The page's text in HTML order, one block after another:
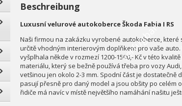
r
Beschreibung
Luxusní velurové autokoberce Škoda Fabia I RS
Naši firmou na zakázku vyrobené autokoberce,
určitě vhodným interierovým doplňkem pro vaše
vyšplhala někde v rozmezí 1200-1500,- Kč v této
materiálu, který se bežně používá třeba pro vozy
vetšinou jen okolo 2-3 mm. Spodní část je
pasují přesně pro daný model a jsou obšity po celém
řidiče má navíc v místě největšího namáhání našitu